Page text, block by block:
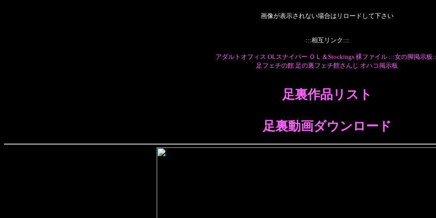
画像が表示されない場合はリロードして下さい
:::相互リンク:::
アダルトオフィス OLスナイパー ＯＬ＆Stockings 裸ファイル :::女の脚掲示板
足フェチの館 足の裏フェチ館さんじ オハコ掲示板
足裏作品リスト
足裏動画ダウンロード